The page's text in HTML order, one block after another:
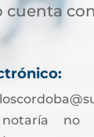
cuenta
no